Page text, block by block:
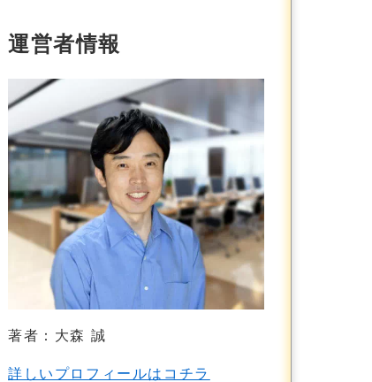
運営者情報
著者：大森 誠
詳しいプロフィールはコチラ